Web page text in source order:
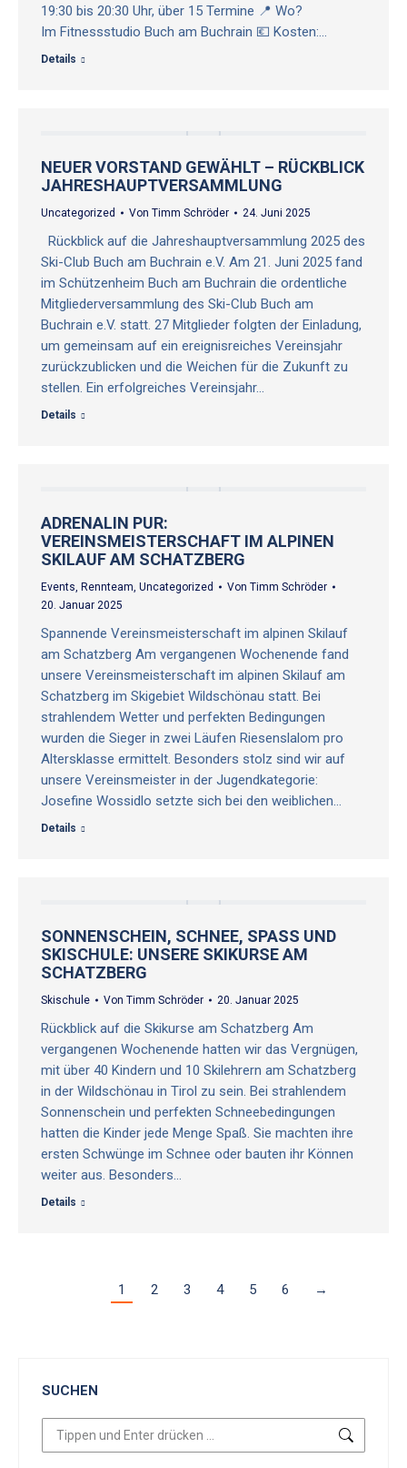
19:30 bis 20:30 Uhr, über 15 Termine 📍 Wo?
Im Fitnessstudio Buch am Buchrain 💶 Kosten:…
Details
NEUER VORSTAND GEWÄHLT – RÜCKBLICK
JAHRESHAUPTVERSAMMLUNG
Uncategorized Von Timm Schröder 24. Juni 2025
Rückblick auf die Jahreshauptversammlung 2025 des
Ski-Club Buch am Buchrain e.V. Am 21. Juni 2025 fand
im Schützenheim Buch am Buchrain die ordentliche
Mitgliederversammlung des Ski-Club Buch am
Buchrain e.V. statt. 27 Mitglieder folgten der Einladung,
um gemeinsam auf ein ereignisreiches Vereinsjahr
zurückzublicken und die Weichen für die Zukunft zu
stellen. Ein erfolgreiches Vereinsjahr…
Details
ADRENALIN PUR:
VEREINSMEISTERSCHAFT IM ALPINEN
SKILAUF AM SCHATZBERG
Events, Rennteam, Uncategorized Von Timm Schröder
20. Januar 2025
Spannende Vereinsmeisterschaft im alpinen Skilauf
am Schatzberg Am vergangenen Wochenende fand
unsere Vereinsmeisterschaft im alpinen Skilauf am
Schatzberg im Skigebiet Wildschönau statt. Bei
strahlendem Wetter und perfekten Bedingungen
wurden die Sieger in zwei Läufen Riesenslalom pro
Altersklasse ermittelt. Besonders stolz sind wir auf
unsere Vereinsmeister in der Jugendkategorie:
Josefine Wossidlo setzte sich bei den weiblichen…
Details
SONNENSCHEIN, SCHNEE, SPASS UND S
KISCHULE: UNSERE SKIKURSE AM S
CHATZBERG
Skischule Von Timm Schröder 20. Januar 2025
Rückblick auf die Skikurse am Schatzberg Am
vergangenen Wochenende hatten wir das Vergnügen,
mit über 40 Kindern und 10 Skilehrern am Schatzberg
in der Wildschönau in Tirol zu sein. Bei strahlendem
Sonnenschein und perfekten Schneebedingungen
hatten die Kinder jede Menge Spaß. Sie machten ihre
ersten Schwünge im Schnee oder bauten ihr Können
weiter aus. Besonders…
Details
1 2 3 4 5 6 →
SUCHEN
Search: